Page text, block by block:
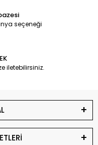
seçeneği
iletebilirsiniz.